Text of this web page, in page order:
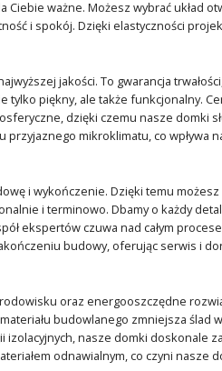
ważne. Możesz wybrać układ
i spokój. Dzięki elastyczności
jakości. To gwarancja
tylko piękny, ale także funkcjonalny.
dzięki czemu nasze domki
mikroklimatu, co wpływa
i wykończenie. Dzięki temu
i terminowo. Dbamy o każdy
ekspertów czuwa nad całym
budowy, oferując serwis i
oraz energooszczędne
budowlanego zmniejsza ślad
nasze domki doskonale
odnawialnym, co czyni nasze